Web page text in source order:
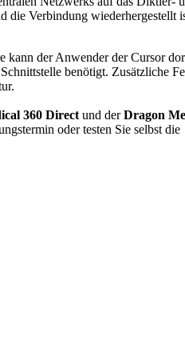
die Verbindung wiederhergestellt
kann der Anwender der Cursor
benötigt. Zusätzliche
360 Direct und derDragon
oder testen Sie selbst die